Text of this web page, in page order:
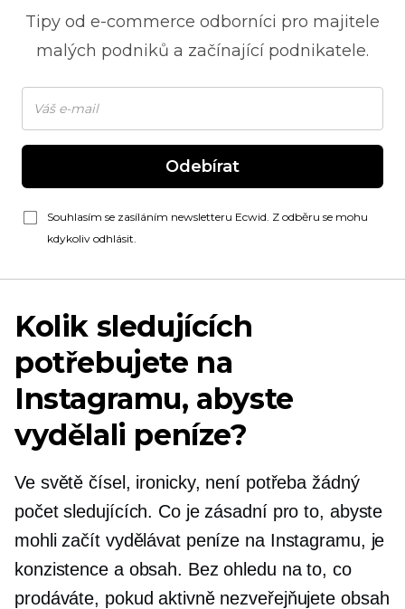
Tipy od e-commerce odborníci pro majitele
malých podniků a začínající podnikatele.
Odebírat
Souhlasím se zasíláním newsletteru Ecwid. Z odběru se mohu
kdykoliv odhlásit.
Kolik sledujících
potřebujete na
Instagramu, abyste
vydělali peníze?
Ve světě čísel, ironicky, není potřeba žádný
počet sledujících. Co je zásadní pro to, abyste
mohli začít vydělávat peníze na Instagramu, je
konzistence a obsah. Bez ohledu na to, co
prodáváte, pokud aktivně nezveřejňujete obsah